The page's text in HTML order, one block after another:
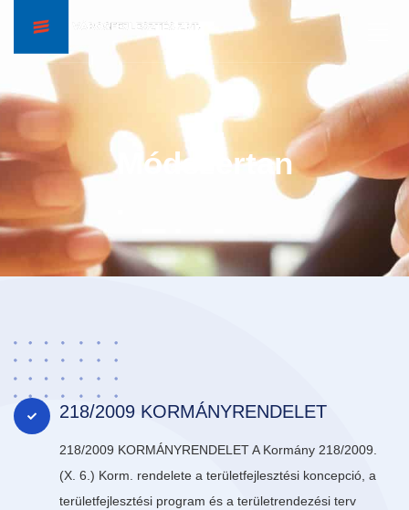
Módszertan
218/2009 KORMÁNYRENDELET
218/2009 KORMÁNYRENDELET A Kormány 218/2009.
(X. 6.) Korm. rendelete a területfejlesztési koncepció, a
területfejlesztési program és a területrendezési terv